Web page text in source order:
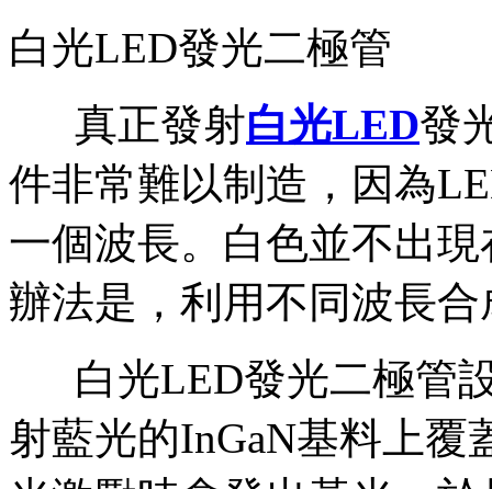
白光LED發光二極管
真正發射白光LED發
件非常難以制造，因為
一個波長。白色並不出
辦法是，利用不同波長
白光LED發光二極管
射藍光的InGaN基料上